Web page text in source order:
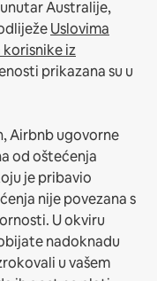
Australije,
Uslovima
iz
prikazana su u
Airbnb ugovorne
od oštećenja
je pribavio
nije povezana s
U okviru
nadoknadu
u vašem